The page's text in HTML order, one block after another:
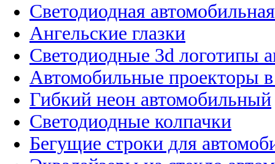
Светодиодная
Ангельские глазки
Светодиодные 3d логотипы
Автомобильные проекторы
Гибкий неон автомобильный
Светодиодные колпачки
Бегущие строки для